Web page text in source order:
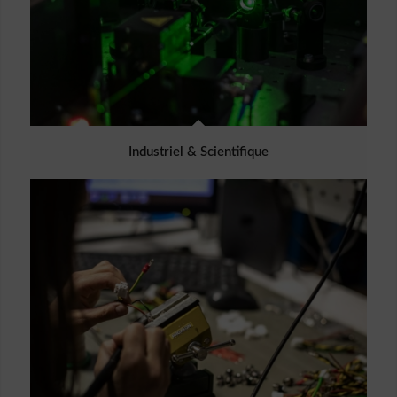
Industriel & Scientifique